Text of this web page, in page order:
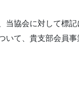
協会に対して標記
て、貴支部会員事